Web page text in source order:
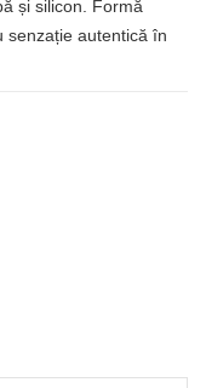
și silicon. Formă
senzație autentică în